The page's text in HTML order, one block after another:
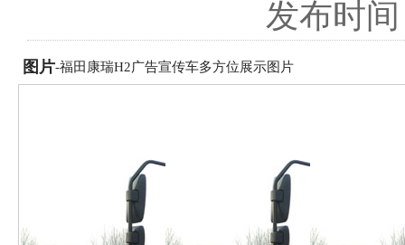
发布时
图片-福田康瑞H2广告宣传车多方位展示图片